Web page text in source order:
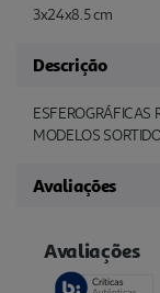
3x24x8.5 cm
Descrição
ESFEROGRÁFICAS
MODELOS
Avaliações